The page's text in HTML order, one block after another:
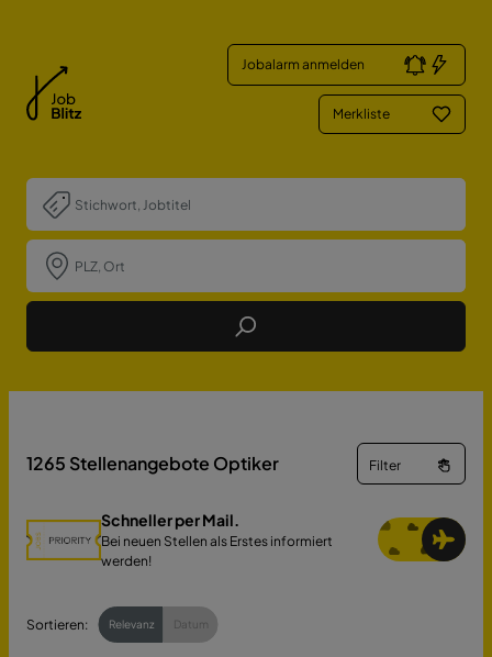
Jobalarm anmelden
Merkliste
Job Finden
1265 Stellenangebote Optiker Filter
Schneller per Mail.
Bei neuen Stellen als Erstes informiert
werden!
Sortieren: Relevanz Datum